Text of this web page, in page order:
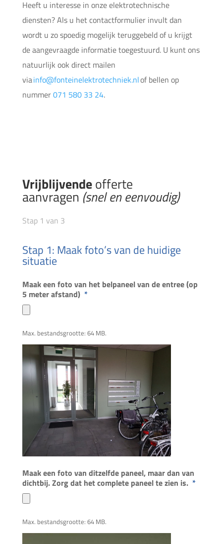
Heeft u interesse in onze elektrotechnische
diensten?Als u het contactformulier invult dan
wordt u zo spoedig mogelijk teruggebeld of u krijgt
de aangevraagde informatie toegestuurd. U kunt ons
natuurlijk ook direct mailen
viainfo@fonteinelektrotechniek.nlof bellen op
nummer071 580 33 24.
Vrijblijvendeofferte
aanvragen (snel en eenvoudig)
Stap 1 van 3
Stap 1: Maak foto’s van de huidige
situatie
Maak een foto van het belpaneel van de entree (op
5 meter afstand) *
Max. bestandsgrootte: 64 MB.
Maak een foto van ditzelfde paneel, maar dan van
dichtbij. Zorg dat het complete paneel te zien is. *
Max. bestandsgrootte: 64 MB.